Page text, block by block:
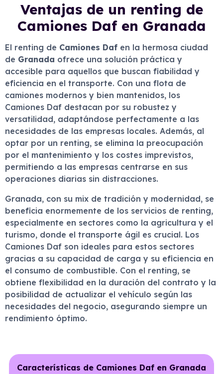
Ventajas de un renting de
Camiones Daf en Granada
El renting de Camiones Daf en la hermosa ciudad
de Granada ofrece una solución práctica y
accesible para aquellos que buscan fiabilidad y
eficiencia en el transporte. Con una flota de
camiones modernos y bien mantenidos, los
Camiones Daf destacan por su robustez y
versatilidad, adaptándose perfectamente a las
necesidades de las empresas locales. Además, al
optar por un renting, se elimina la preocupación
por el mantenimiento y los costes imprevistos,
permitiendo a las empresas centrarse en sus
operaciones diarias sin distracciones.
Granada, con su mix de tradición y modernidad, se
beneficia enormemente de los servicios de renting,
especialmente en sectores como la agricultura y el
turismo, donde el transporte ágil es crucial. Los
Camiones Daf son ideales para estos sectores
gracias a su capacidad de carga y su eficiencia en
el consumo de combustible. Con el renting, se
obtiene flexibilidad en la duración del contrato y la
posibilidad de actualizar el vehículo según las
necesidades del negocio, asegurando siempre un
rendimiento óptimo.
Características de Camiones Daf en Granada